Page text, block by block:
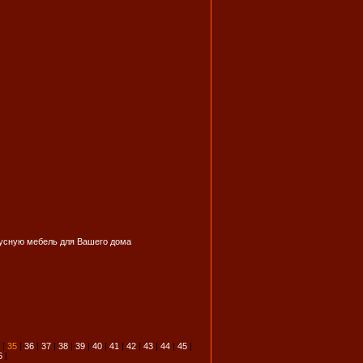
мебель для Вашего дома
| 35| 36| 37| 38| 39| 40| 41 | 42| 43| 44| 45|
|